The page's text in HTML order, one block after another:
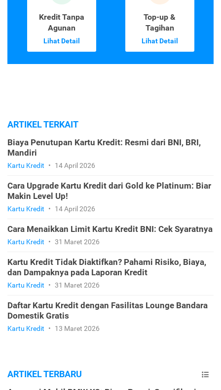
Kredit Tanpa
Agunan
Lihat Detail
Top-up &
Tagihan
Lihat Detail
ARTIKEL TERKAIT
Biaya Penutupan Kartu Kredit: Resmi dari BNI, BRI,
Mandiri
Kartu Kredit • 14 April 2026
Cara Upgrade Kartu Kredit dari Gold ke Platinum: Biar
Makin Level Up!
Kartu Kredit • 14 April 2026
Cara Menaikkan Limit Kartu Kredit BNI: Cek Syaratnya
Kartu Kredit • 31 Maret 2026
Kartu Kredit Tidak Diaktifkan? Pahami Risiko, Biaya,
dan Dampaknya pada Laporan Kredit
Kartu Kredit • 31 Maret 2026
Daftar Kartu Kredit dengan Fasilitas Lounge Bandara
Domestik Gratis
Kartu Kredit • 13 Maret 2026
ARTIKEL TERBARU